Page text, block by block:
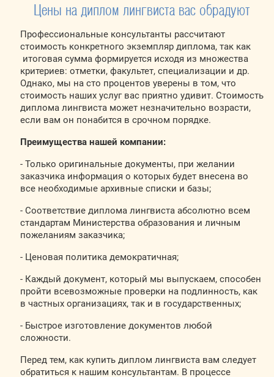
Цены на диплом лингвиста вас обрадуют
Профессиональные консультанты рассчитают
стоимость конкретного экземпляр диплома, так как
итоговая сумма формируется исходя из множества
критериев: отметки, факультет, специализации и др.
Однако, мы на сто процентов уверены в том, что
стоимость наших услуг вас приятно удивит. Стоимость
диплома лингвиста может незначительно возрасти,
если вам он понабится в срочном порядке.
Преимущества нашей компании:
- Только оригинальные документы, при желании
заказчика информация о которых будет внесена во
все необходимые архивные списки и базы;
- Соответствие диплома лингвиста абсолютно всем
стандартам Министерства образования и личным
пожеланиям заказчика;
- Ценовая политика демократичная;
- Каждый документ, который мы выпускаем, способен
пройти всевозможные проверки на подлинность, как
в частных организациях, так и в государственных;
- Быстрое изготовление документов любой
сложности.
Перед тем, как купить диплом лингвиста вам следует
обратиться к нашим консультантам. В процессе